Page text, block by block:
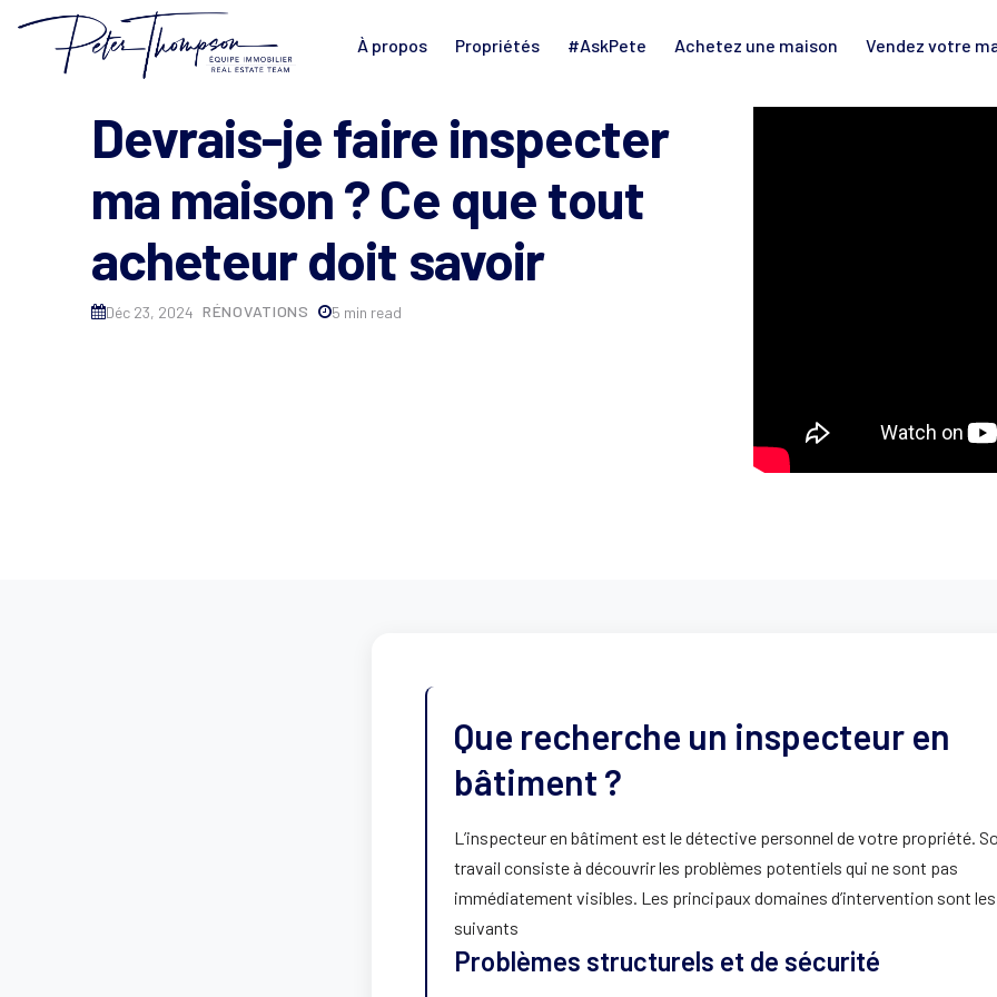
À propos Propriétés #AskPete Achetez une maison Vendez votre
Devrais-je faire inspecter
ma maison ? Ce que tout
acheteur doit savoir
Déc 23, 2024 RÉNOVATIONS 5 min read
Que recherche un inspecteur en
bâtiment ?
L’inspecteur en bâtiment est le détective personnel de votre propriété.
travail consiste à découvrir les problèmes potentiels qui ne sont pas
immédiatement visibles. Les principaux domaines d’intervention sont les
suivants
Problèmes structurels et de sécurité